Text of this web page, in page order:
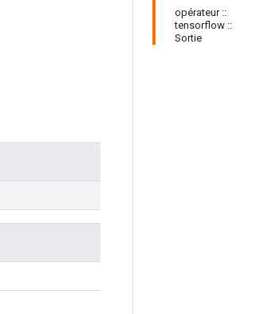
opérateur ::
tensorflow ::
Sortie